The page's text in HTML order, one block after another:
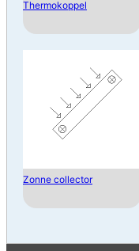
Thermokoppel
Zonne collector